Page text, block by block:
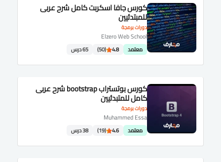
دورات برمجة
كورس جافا اسكربت كامل شرح عربى
للمبتدئيين
Elzero Web School
معتمد 4.8
(50) 65 درس
دورات برمجة
كورس بوتستراب bootstrap شرح عربى
كامل للمتبدئيين
Muhammed Essa
معتمد 4.6
(19) 38 درس